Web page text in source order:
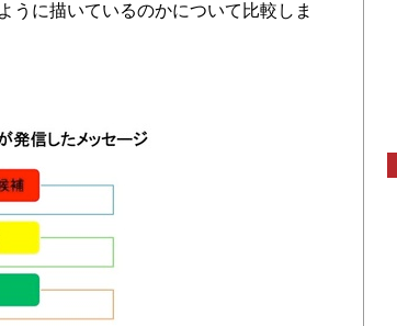
うに描いているのかについて比較しま